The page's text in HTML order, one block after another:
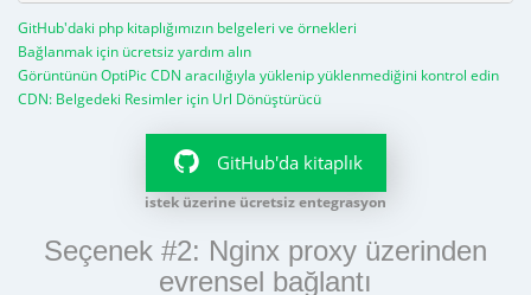
GitHub'daki php kitaplığımızın belgeleri ve örnekleri
Bağlanmak için ücretsiz yardım alın
Görüntünün OptiPic CDN aracılığıyla yüklenip yüklenmediğini kontrol edin
CDN: Belgedeki Resimler için Url Dönüştürücü
GitHub'da kitaplık
istek üzerine ücretsiz entegrasyon
Seçenek #2: Nginx proxy üzerinden
evrensel bağlantı